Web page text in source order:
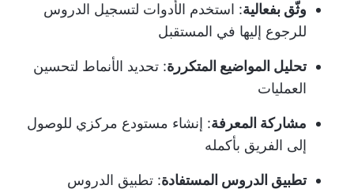
وثّق بفعالية: استخدم الأدوات لتسجيل الدروس
للرجوع إليها في المستقبل
تحليل المواضيع المتكررة: تحديد الأنماط لتحسين
العمليات
مشاركة المعرفة: إنشاء مستودع مركزي للوصول
إلى الفريق بأكمله
تطبيق الدروس المستفادة: تطبيق الدروس